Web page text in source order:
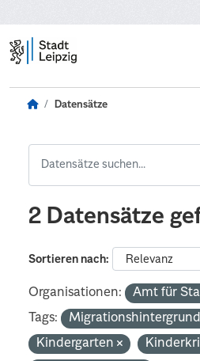
Datensätze
2 Datensätze
Sortieren nach
Organisationen:
Amt für
Tags:
Kindergarten